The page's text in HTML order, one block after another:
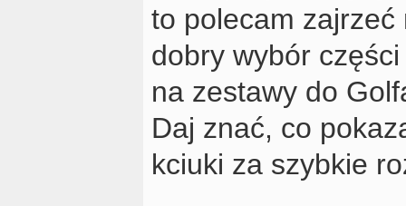
to polecam
dobry wybór
na zestawy do
Daj znać, co
kciuki za szybkie